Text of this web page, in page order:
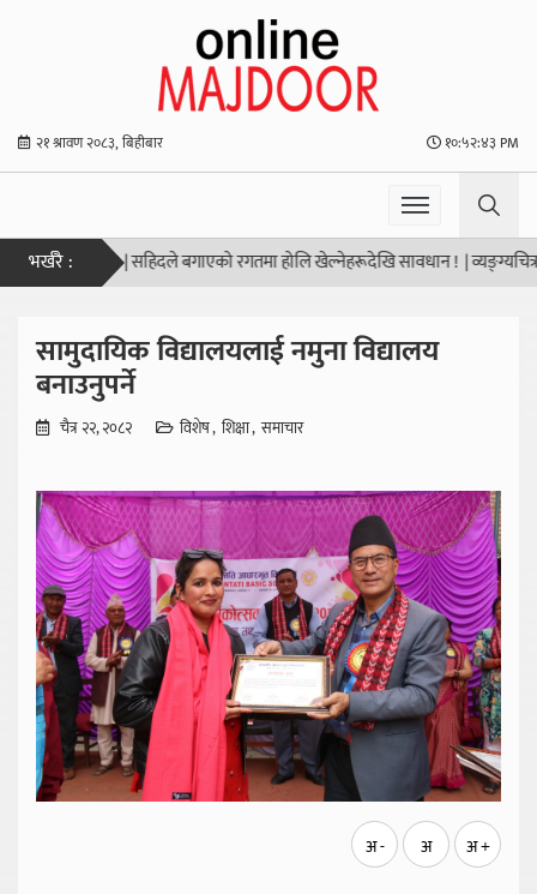
२१ श्रावण २०८३, बिहीबार १०:५२:४३ PM
भर्खरै :
सम्पन्न सहिदले बगाएको रगतमा होलि खेल्नेहरूदेखि सावधान ! |
सामुदायिक विद्यालयलाई नमुना विद्यालय
बनाउनुपर्ने
चैत्र २२, २०८२ विशेष शिक्षा समाचार
अ - अ अ +